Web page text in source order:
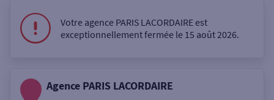
Sélectionnez votre recherche
Votre agence PARIS LACORDAIRE est
exceptionnellement fermée le 15 août 2026.
Agence PARIS LACORDAIRE